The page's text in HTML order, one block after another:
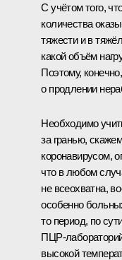
С учётом того,
количества
тяжести и в
какой объём
Поэтому,
о продлении
Необходимо
за гранью,
коронавирусом,
что в любом
не всеохватна,
особенно
то период, по
ПЦР-
высокой